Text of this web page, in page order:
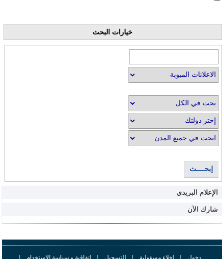
خيارات البحث
إبحــــث
الإعلام البريدي
شارك الآن
دخول | اخلاء مسؤولية | التسجيل | اتفاقية و سياسة الإستخدام |